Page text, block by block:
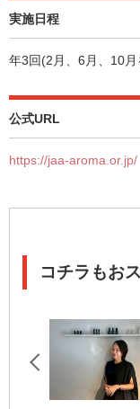
実施日程
年3回(2月、6月、10月
公式URL
https://jaa-aroma.or.jp/
コチラもお